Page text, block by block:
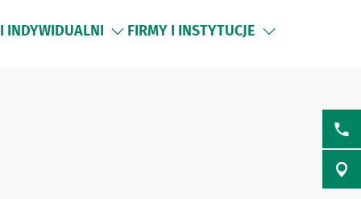
INDYWIDUALNI FIRMY I INSTYTUCJE